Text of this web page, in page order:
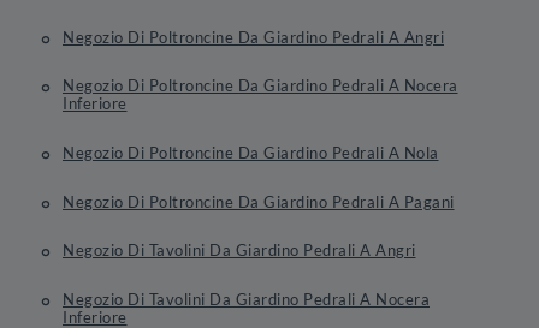
Negozio Di Poltroncine Da Giardino Pedrali A Angri
Negozio Di Poltroncine Da Giardino Pedrali A Nocera
Inferiore
Negozio Di Poltroncine Da Giardino Pedrali A Nola
Negozio Di Poltroncine Da Giardino Pedrali A Pagani
Negozio Di Tavolini Da Giardino Pedrali A Angri
Negozio Di Tavolini Da Giardino Pedrali A Nocera
Inferiore